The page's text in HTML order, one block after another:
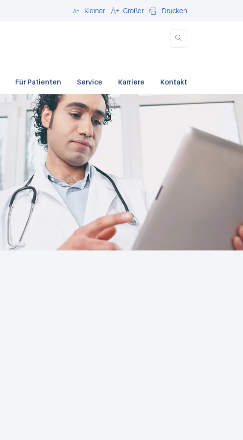
Schließen
Kleiner Größer Drucken
Für Patienten Service Karriere Kontakt